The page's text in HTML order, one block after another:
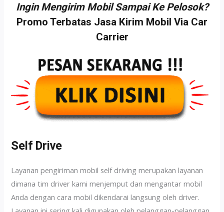
Ingin Mengirim Mobil Sampai Ke Pelosok?
Promo Terbatas Jasa Kirim Mobil Via Car
Carrier
Self Drive
Layanan pengiriman mobil self driving merupakan layanan
dimana tim driver kami menjemput dan mengantar mobil
Anda dengan cara mobil dikendarai langsung oleh driver.